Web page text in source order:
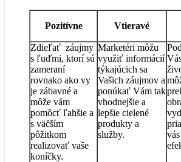
Pozitívne Vtieravé
Zdieľať záujmy
s ľuďmi, ktorí sú
zameraní
rovnako ako vy
je zábavné a
môže vám
pomôcť ľahšie a
s väčším
pôžitkom
realizovať vaše
koníčky.
Marketéri môžu
využiť informácií
týkajúcich sa
Vašich záujmov a
ponúkať Vám tak
vhodnejšie a
lepšie cielené
produkty a
služby.